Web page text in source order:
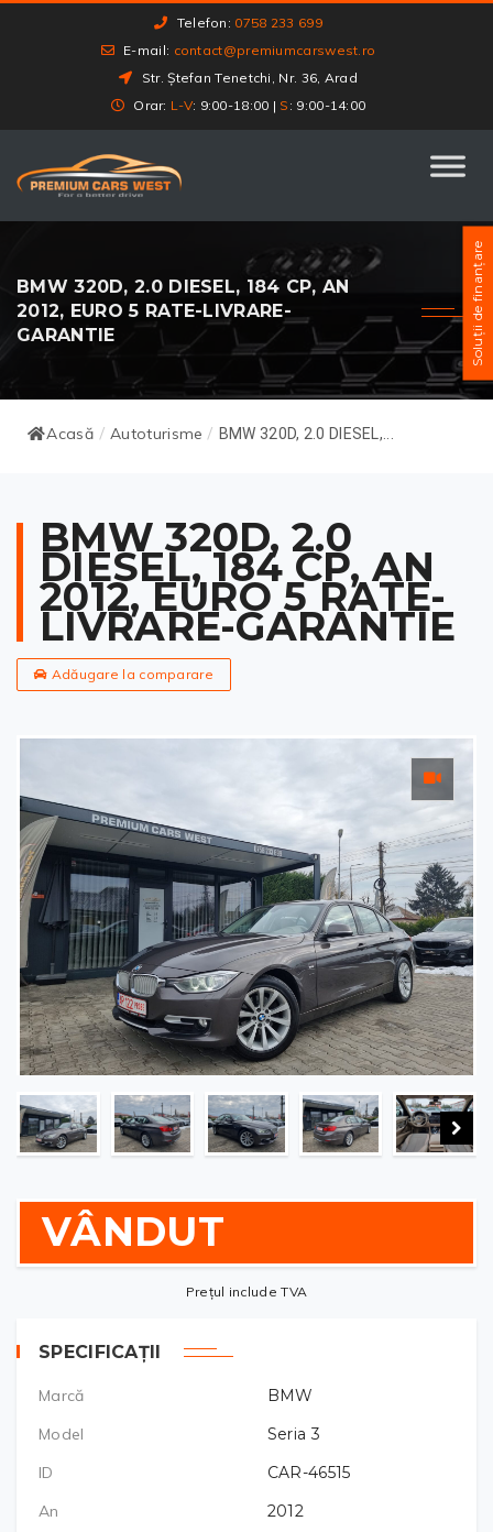
Telefon: 0758 233 699
E-mail: contact@premiumcarswest.ro
Str. Ștefan Tenetchi, Nr. 36, Arad
Orar: L-V: 9:00-18:00 | S : 9:00-14:00
BMW 320D, 2.0 DIESEL, 184 CP, AN
2012, EURO 5 RATE-LIVRARE-
GARANTIE
Acasă / Autoturisme / BMW 320D, 2.0 DIESEL,...
BMW 320D, 2.0
DIESEL, 184 CP, AN
2012, EURO 5 RATE-
LIVRARE-GARANTIE
Adăugare la comparare
VÂNDUT
Prețul include TVA
SPECIFICAȚII
Marcă
BMW
Model
Seria 3
ID
CAR-46515
An
2012
Soluții de finanțare